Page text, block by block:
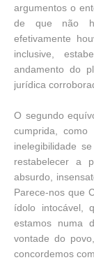
argumentos o
de que não
efetivamente
inclusive,
andamento do
jurídica
O segundo
cumprida,
inelegibilidade
restabelecer a
absurdo,
Parece-nos que
ídolo intocável,
estamos numa
vontade do
concordemos